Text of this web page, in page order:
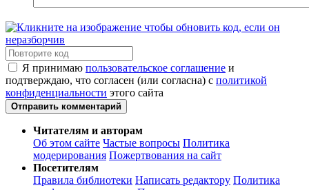
Я принимаю пользовательское соглашение и
подтверждаю, что согласен (или согласна) с политикой
конфиденциальности этого сайта
Отправить комментарий
Читателям и авторам
Об этом сайте Частые вопросы Политика
модерирования Пожертвования на сайт
Посетителям
Правила библиотеки Написать редактору Политика